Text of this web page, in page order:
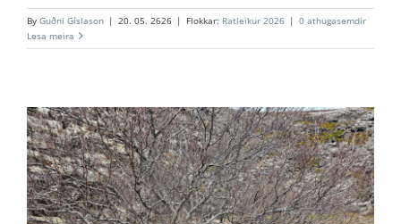
By Guðni Gíslason | 20. 05. 2626 | Flokkar: Ratleikur 2026 | 0 athugasemdir
Lesa meira